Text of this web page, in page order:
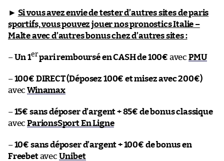
► Si vous avez envie de tester d’autres sites de paris
sportifs, vous pouvez jouer nos pronostics Italie –
Malte avec d’autres bonus chez d’autres sites :
–Un 1erpari remboursé en CASH de 100€ avec PMU
–100€ DIRECT (Déposez 100€ et misez avec 200€)
avecWinamax
–15€ sans déposer d’argent + 85€ de bonus classique
avecParionsSport En Ligne
–10€ sans déposer d’argent + 100€ de bonus en
Freebetavec Unibet